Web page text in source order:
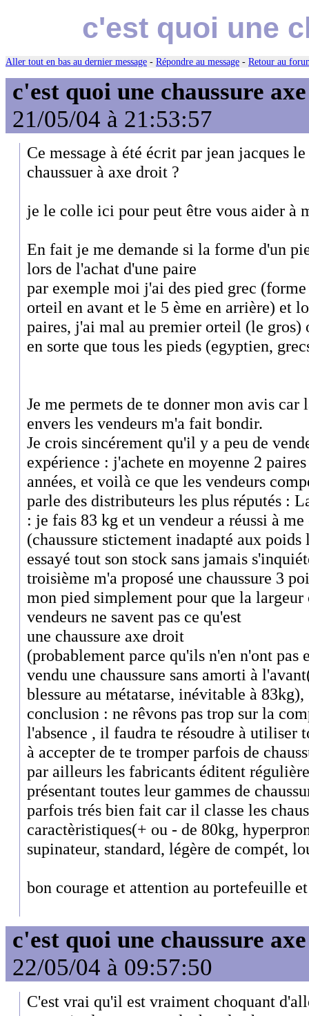
c'est quoi une
Aller tout en bas au dernier message - Répondre au message - Retour au
c'est quoi une chaussure
21/05/04 à 21:53:57
Ce message à été écrit par jean jacques
chaussuer à axe droit ?
je le colle ici pour peut être vous aider à
En fait je me demande si la forme d'un
lors de l'achat d'une paire
par exemple moi j'ai des pied grec
orteil en avant et le 5 ème en arrière) et
paires, j'ai mal au premier orteil (le gros)
en sorte que tous les pieds (egyptien,
Je me permets de te donner mon avis
envers les vendeurs m'a fait bondir.
Je crois sincérement qu'il y a peu de
expérience : j'achete en moyenne 2
années, et voilà ce que les vendeurs
parle des distributeurs les plus réputés :
: je fais 83 kg et un vendeur a réussi à
(chaussure stictement inadapté aux
essayé tout son stock sans jamais
troisième m'a proposé une chaussure 3
mon pied simplement pour que la
vendeurs ne savent pas ce qu'est
une chaussure axe droit
(probablement parce qu'ils n'en n'ont pas
vendu une chaussure sans amorti à
blessure au métatarse, inévitable à 83kg),
conclusion : ne rêvons pas trop sur la
l'absence , il faudra te résoudre à utiliser
à accepter de te tromper parfois de
par ailleurs les fabricants éditent
présentant toutes leur gammes de
parfois trés bien fait car il classe les
caractèristiques(+ ou - de 80kg,
supinateur, standard, légère de compét,
bon courage et attention au portefeuille
c'est quoi une chaussure
22/05/04 à 09:57:50
C'est vrai qu'il est vraiment choquant